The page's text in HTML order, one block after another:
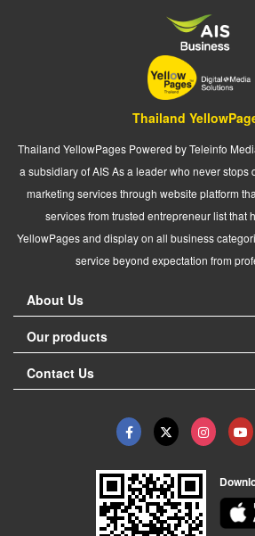
Thailand
Thailand YellowPages Powered by Teleinfo
a subsidiary of AIS As a leader who never stops
marketing services through website platform
services from trusted entrepreneur list that
YellowPages and display on all business
service beyond expectation from
About Us
Our products
Contact Us